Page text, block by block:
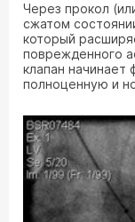
Через прокол
сжатом
который
поврежденного
клапан начинает
полноценную и